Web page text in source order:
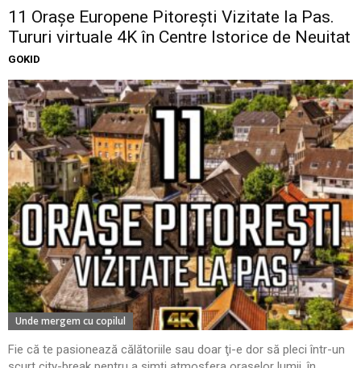
11 Oraşe Europene Pitoreşti Vizitate la Pas.
Tururi virtuale 4K în Centre Istorice de Neuitat
GOKID
Unde mergem cu copilul
Fie că te pasionează călătoriile sau doar ţi-e dor să pleci într-un